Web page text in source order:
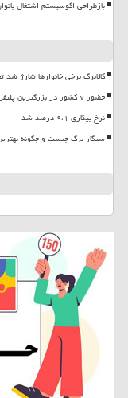
بازطراحی اکوسیستم اشتغال
کالابرگ برخی خانوارها شارژ
حضور ۷ کشور در بزرگترین پلتفرم تبادلات تجاری حوزه ساخت وساز
نرخ بیکاری ۹،۱ درصد شد
سیگار برگ چیست و چگونه